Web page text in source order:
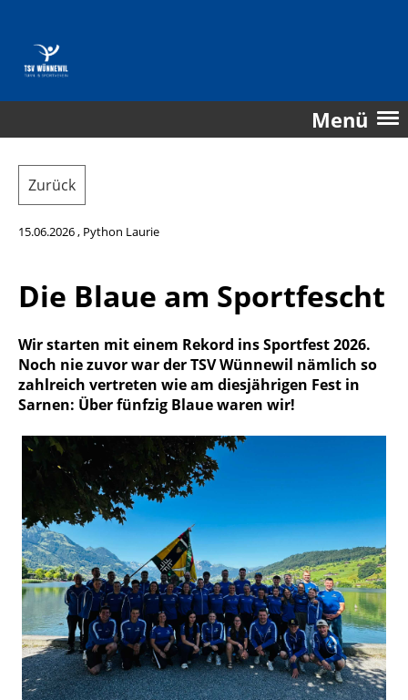
Menü
Zurück
15.06.2026, Python Laurie
Die Blaue am Sportfescht
Wir starten mit einem Rekord ins Sportfest 2026.
Noch nie zuvor war der TSV Wünnewil nämlich so
zahlreich vertreten wie am diesjährigen Fest in
Sarnen: Über fünfzig Blaue waren wir!